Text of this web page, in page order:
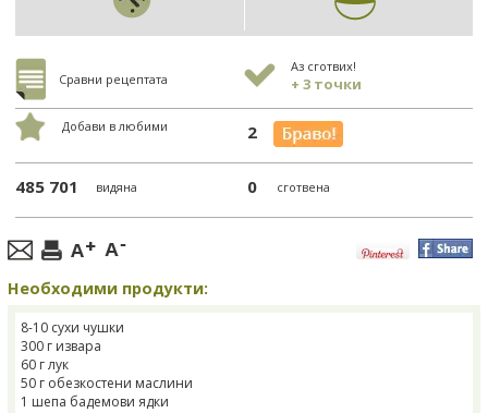
Сравни рецептата
Аз сготвих!
+ 3 точки
Добави в любими 2
485 701 видяна 0 сготвена
Необходими продукти:
8-10 сухи чушки
300 г извара
60 г лук
50 г обезкостени маслини
1 шепа бадемови ядки